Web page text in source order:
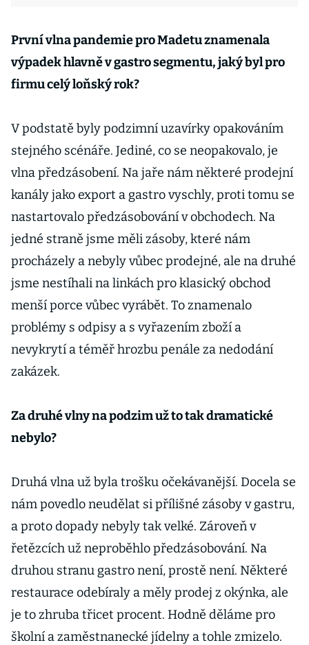
První vlna pandemie pro Madetu znamenala
výpadek hlavně v gastro segmentu, jaký byl pro
firmu celý loňský rok?
V podstatě byly podzimní uzavírky opakováním
stejného scénáře. Jediné, co se neopakovalo, je
vlna předzásobení. Na jaře nám některé prodejní
kanály jako export a gastro vyschly, proti tomu se
nastartovalo předzásobování v obchodech. Na
jedné straně jsme měli zásoby, které nám
procházely a nebyly vůbec prodejné, ale na druhé
jsme nestíhali na linkách pro klasický obchod
menší porce vůbec vyrábět. To znamenalo
problémy s odpisy a s vyřazením zboží a
nevykrytí a téměř hrozbu penále za nedodání
zakázek.
Za druhé vlny na podzim už to tak dramatické
nebylo?
Druhá vlna už byla trošku očekávanější. Docela se
nám povedlo neudělat si přílišné zásoby v gastru,
a proto dopady nebyly tak velké. Zároveň v
řetězcích už neproběhlo předzásobování. Na
druhou stranu gastro není, prostě není. Některé
restaurace odebíraly a měly prodej z okýnka, ale
je to zhruba třicet procent. Hodně děláme pro
školní a zaměstnanecké jídelny a tohle zmizelo.